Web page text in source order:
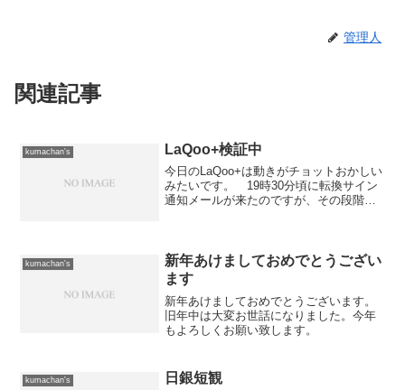
管理人
関連記事
kumachan's LaQoo+検証中
今日のLaQoo+は動きがチョットおかしい
みたいです。 19時30分頃に転換サイン
通知メールが来たのですが、その段階で
この時間に...
kumachan's
新年あけましておめでとうござい
ます
新年あけましておめでとうございます。
旧年中は大変お世話になりました。今年
もよろしくお願い致します。
kumachan's 日銀短観